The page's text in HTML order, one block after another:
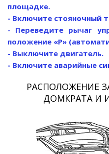
площадке.
- Включите стояночный
- Переведите рычаг
положение «Р»
- Выключите двигатель.
- Включите аварийные
РАСПОЛОЖЕНИЕ
ДОМКРАТА И